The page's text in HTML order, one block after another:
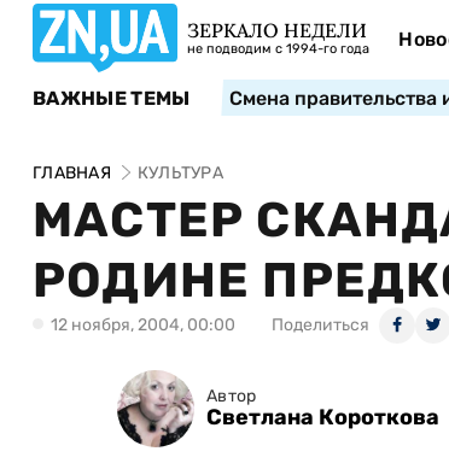
ЗЕРКАЛО НЕДЕЛИ
не подводим с 1994-го года
ВАЖНЫЕ ТЕМЫ Смена правительства
ГЛАВНАЯ КУЛЬТУРА
МАСТЕР
РОДИНЕ
12 ноября, 2004, 00:00 Поделиться
Автор
Светлана Короткова